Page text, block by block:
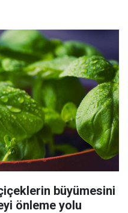
büyümesini
önleme yolu